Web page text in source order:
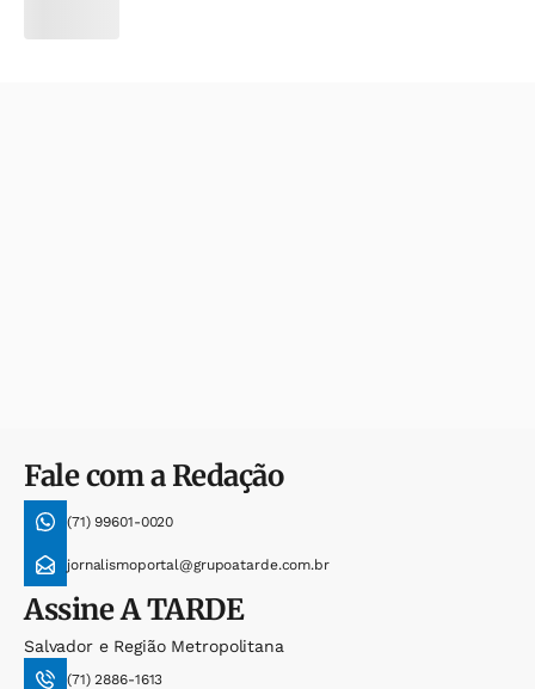
Fale com a Redação
(71) 99601-0020
jornalismoportal@grupoatarde.com.br
AssineA TARDE
Salvador e Região Metropolitana
(71) 2886-1613